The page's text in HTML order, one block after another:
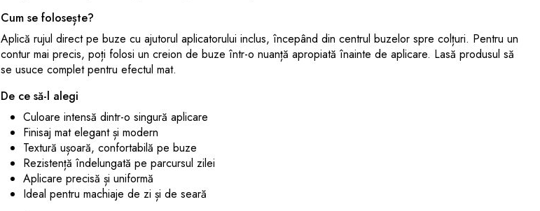
Cum se folosește?
Aplică rujul direct pe buze cu ajutorul aplicatorului inclus, începând din centrul buzelor spre colțuri. Pentru un
contur mai precis, poți folosi un creion de buze într-o nuanță apropiată înainte de aplicare. Lasă produsul să
se usuce complet pentru efectul mat.
De ce să-l alegi
Culoare intensă dintr-o singură aplicare
Finisaj mat elegant și modern
Textură ușoară, confortabilă pe buze
Rezistență îndelungată pe parcursul zilei
Aplicare precisă și uniformă
Ideal pentru machiaje de zi și de seară